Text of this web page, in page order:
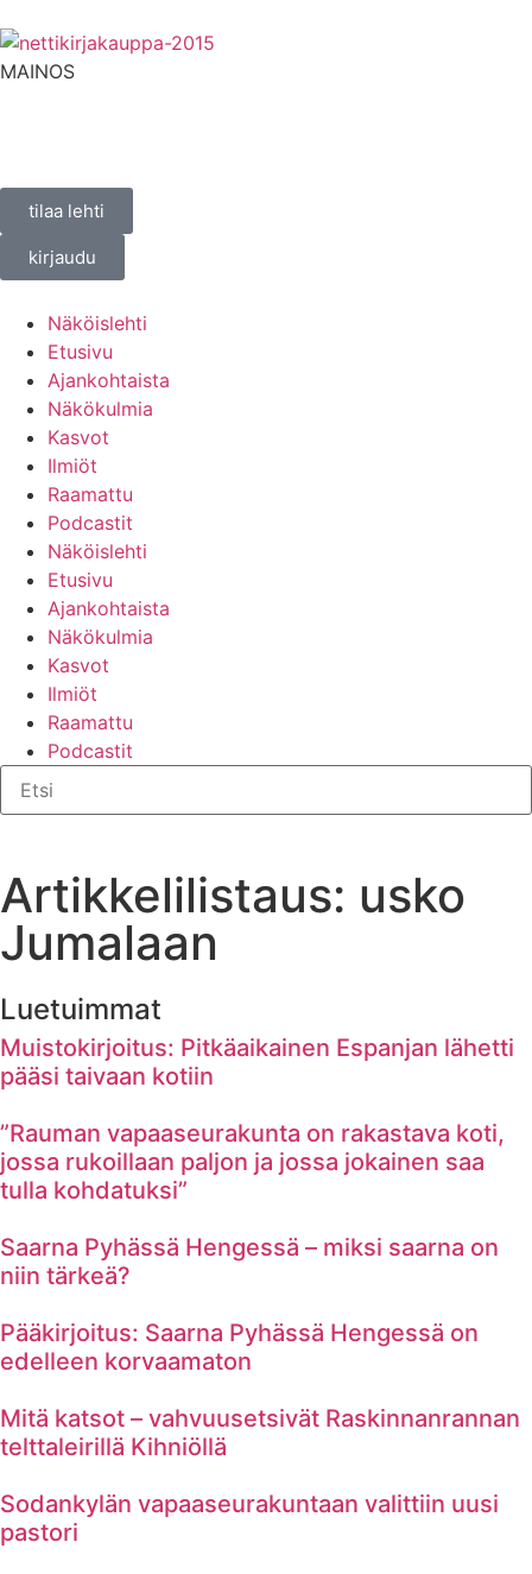
MAINOS
tilaa lehti
kirjaudu
Näköislehti
Etusivu
Ajankohtaista
Näkökulmia
Kasvot
Ilmiöt
Raamattu
Podcastit
Näköislehti
Etusivu
Ajankohtaista
Näkökulmia
Kasvot
Ilmiöt
Raamattu
Podcastit
Artikkelilistaus: usko
Jumalaan
Luetuimmat
Muistokirjoitus: Pitkäaikainen Espanjan lähetti
pääsi taivaan kotiin
”Rauman vapaaseurakunta on rakastava koti,
jossa rukoillaan paljon ja jossa jokainen saa
tulla kohdatuksi”
Saarna Pyhässä Hengessä – miksi saarna on
niin tärkeä?
Pääkirjoitus: Saarna Pyhässä Hengessä on
edelleen korvaamaton
Mitä katsot – vahvuusetsivät Raskinnanrannan
telttaleirillä Kihniöllä
Sodankylän vapaaseurakuntaan valittiin uusi
pastori